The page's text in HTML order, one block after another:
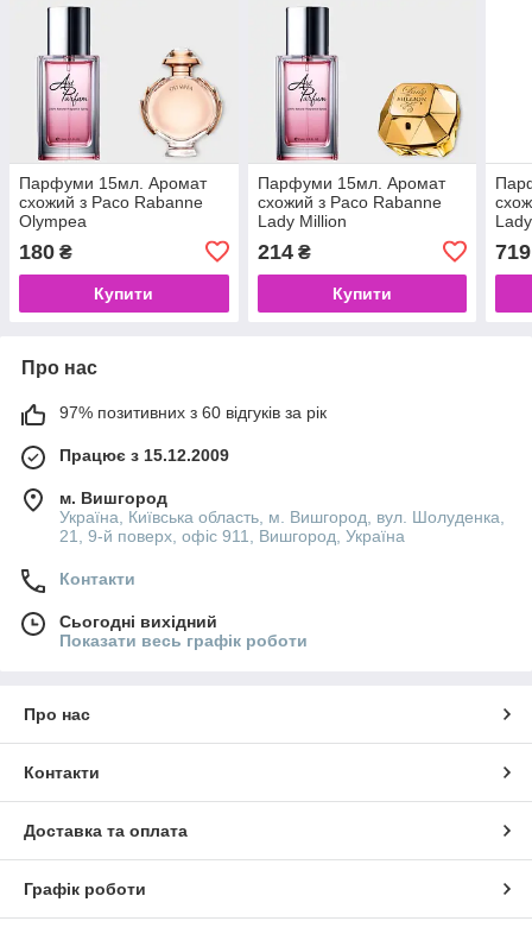
Парфуми 15мл. Аромат
схожий з Paco Rabanne
Olympea
180 ₴
Купити
Парфуми 15мл. Аромат
схожий з Paco Rabanne
Lady Million
214₴
Купити
719
Про нас
97% позитивних з 60 відгуків за рік
Працює з 15.12.2009
м. Вишгород
Україна, Київська область, м. Вишгород, вул. Шолуденка,
21, 9-й поверх, офіс 911, Вишгород, Україна
Контакти
Сьогодні вихідний
Показати весь графік роботи
Про нас
Контакти
Доставка та оплата
Графік роботи